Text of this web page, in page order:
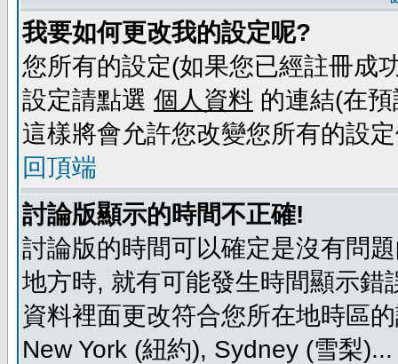
我要如何更改我的設定呢?
您所有的設定(如果您已經註冊成
設定請點選 個人資料 的連結(在
這樣將會允許您改變您所有的設
回頂端
討論版顯示的時間不正確!
討論版的時間可以確定是沒有問
地方時, 就有可能發生時間顯示
資料裡面更改符合您所在地時區
New York (紐約), Sydney (雪梨